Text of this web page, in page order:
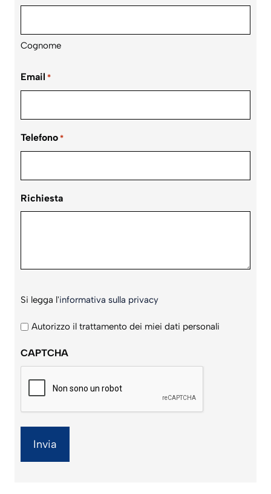
Cognome
Email *
Telefono *
Richiesta
legga
l'informativa
privacy
Si legga l'informativa sulla privacy
Autorizzo il trattamento dei miei dati personali
CAPTCHA